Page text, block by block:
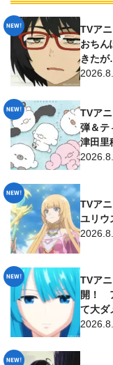
TVア
おちん
きた
TVア
弾＆テ
津田里
TVア
ユリウ
TVア
開！
て大ダ